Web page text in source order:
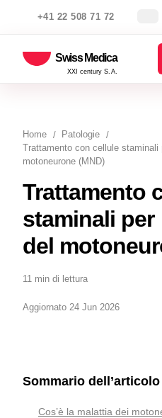
+41 22 508 71 72
Swiss Medica
XXI century S.A.
Home
Patologie
Trattamento con cellule staminali
motoneurone (MND)
Trattamento
staminali per
del
11 min di lettura
Aggiornato 24 Jun 2026
Sommario dell’articolo
Cos’è la malattia dei